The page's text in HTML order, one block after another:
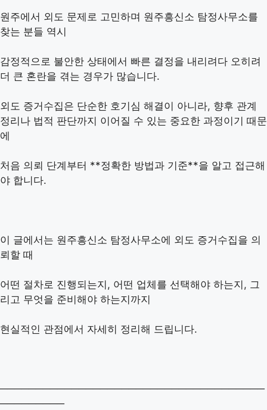
원주에서 외도 문제로 고민하며 원주흥신소 탐정사무소를
찾는 분들 역시
감정적으로 불안한 상태에서 빠른 결정을 내리려다 오히려
더 큰 혼란을 겪는 경우가 많습니다.
외도 증거수집은 단순한 호기심 해결이 아니라, 향후 관계
정리나 법적 판단까지 이어질 수 있는 중요한 과정이기 때문
에
처음 의뢰 단계부터 **정확한 방법과 기준**을 알고 접근해
야 합니다.
이 글에서는 원주흥신소 탐정사무소에 외도 증거수집을 의
뢰할 때
어떤 절차로 진행되는지, 어떤 업체를 선택해야 하는지, 그
리고 무엇을 준비해야 하는지까지
현실적인 관점에서 자세히 정리해 드립니다.
─────────────────────────────────────
─────────